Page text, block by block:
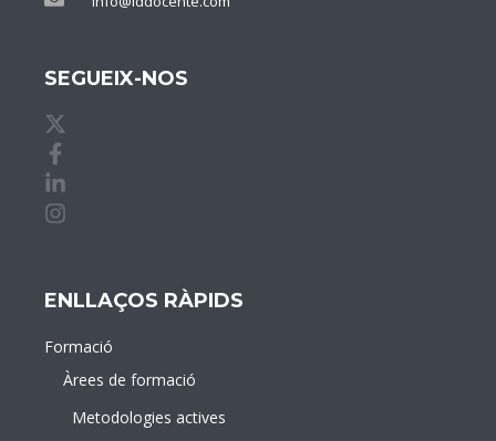
SEGUEIX-NOS
ENLLAÇOS RÀPIDS
Formació
Àrees de formació
Metodologies actives